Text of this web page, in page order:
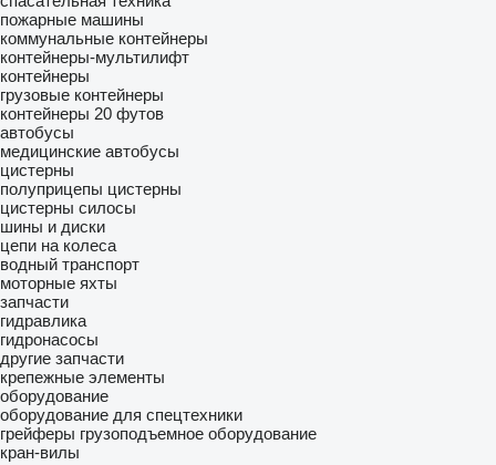
пожарные машины
коммунальные контейнеры
контейнеры-мультилифт
контейнеры
грузовые контейнеры
контейнеры 20 футов
автобусы
медицинские автобусы
цистерны
полуприцепы цистерны
цистерны силосы
шины и диски
цепи на колеса
водный транспорт
моторные яхты
запчасти
гидравлика
гидронасосы
другие запчасти
крепежные элементы
оборудование
оборудование для спецтехники
грейферы грузоподъемное оборудование
кран-вилы